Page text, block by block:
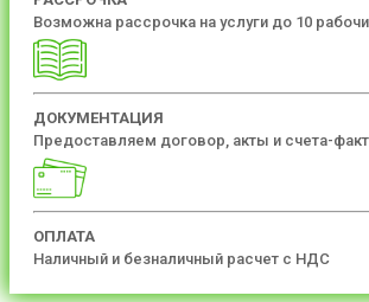
Возможна рассрочка на услуги до 10
ДОКУМЕНТАЦИЯ
Предоставляем договор, акты и счета-
ОПЛАТА
Наличный и безналичный расчет с НДС